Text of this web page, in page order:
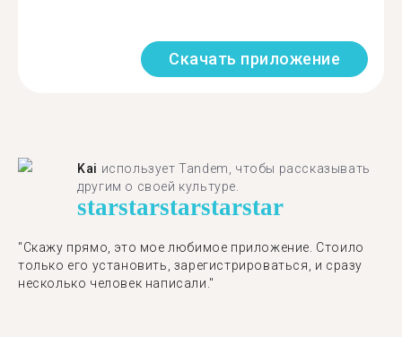
Скачать приложение
Kai использует Tandem, чтобы рассказывать
другим о своей культуре.
starstarstarstarstar
"Скажу прямо, это мое любимое приложение. Стоило
только его установить, зарегистрироваться, и сразу
несколько человек написали."